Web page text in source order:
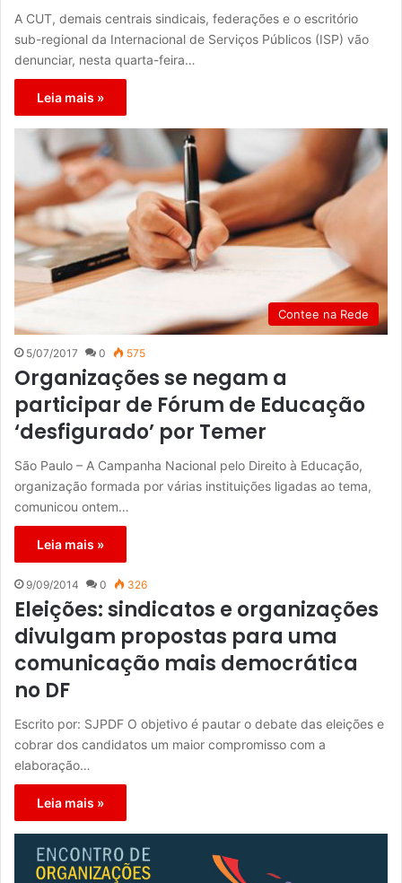
A CUT, demais centrais sindicais, federações e o escritório
sub-regional da Internacional de Serviços Públicos (ISP) vão
denunciar, nesta quarta-feira…
Leia mais »
Contee na Rede
5/07/2017 0 575
Organizações se negam a
participar de Fórum de Educação
‘desfigurado’ por Temer
São Paulo – A Campanha Nacional pelo Direito à Educação,
organização formada por várias instituições ligadas ao tema,
comunicou ontem…
Leia mais »
9/09/2014 0 326
Eleições: sindicatos e organizações
divulgam propostas para uma
comunicação mais democrática
no DF
Escrito por: SJPDF O objetivo é pautar o debate das eleições e
cobrar dos candidatos um maior compromisso com a
elaboração…
Leia mais »